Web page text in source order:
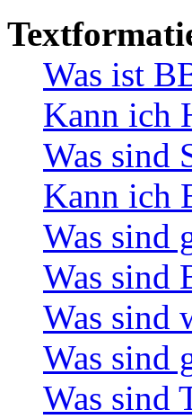
Was ist
Kann ich
Was sind
Kann ich
Was sind
Was sind
Was sind
Was sind
Was sind